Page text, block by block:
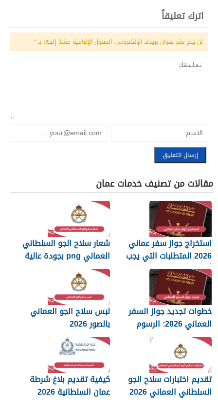
اترك تعليقاً
لن يتم نشر عنوان بريدك الإلكتروني. الحقول الإلزامية مشار إليها بـ*
مقالات من تصنيف خدمات عمان
استخراج جواز سفر عماني
2026 المتطلبات التي يجب
أن تعرفها
شعار سلاح الجو السلطاني
العماني png بجودة عالية
2026
خطوات تجديد جواز السفر
العماني 2026: الرسوم
والمستندات المطلوبة
لبس سلاح الجو العماني
بالصور 2026
تقديم اختبارات سلاح الجو
السلطاني العماني 2026
كيفية تقديم بلاغ شرطة
عمان السلطانية 2026